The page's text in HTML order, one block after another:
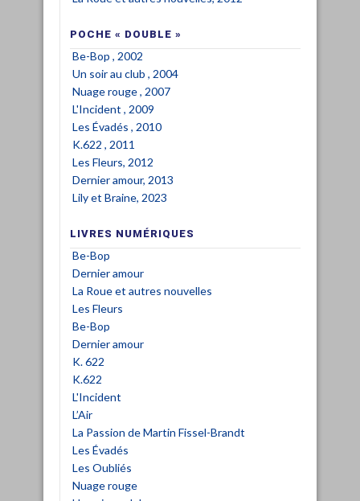
POCHE « DOUBLE »
Be-Bop , 2002
Un soir au club , 2004
Nuage rouge , 2007
L'Incident , 2009
Les Évadés , 2010
K.622 , 2011
Les Fleurs, 2012
Dernier amour, 2013
Lily et Braine, 2023
LIVRES NUMÉRIQUES
Be-Bop
Dernier amour
La Roue et autres nouvelles
Les Fleurs
Be-Bop
Dernier amour
K. 622
K.622
L'Incident
L’Air
La Passion de Martin Fissel-Brandt
Les Évadés
Les Oubliés
Nuage rouge